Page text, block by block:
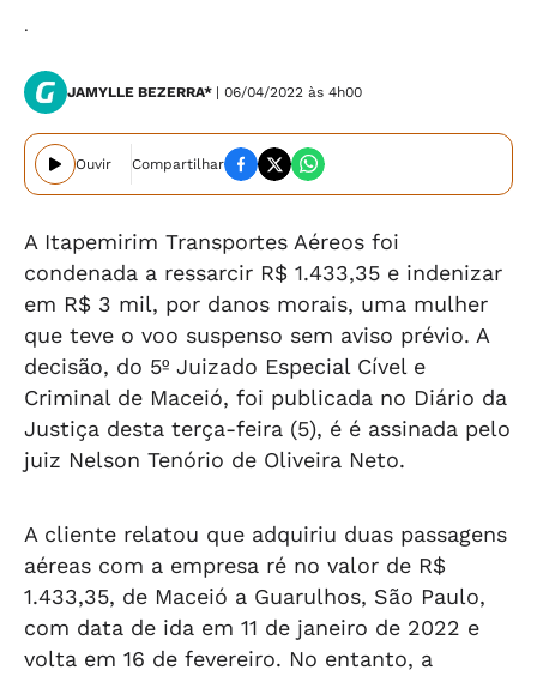
.
JAMYLLE BEZERRA* | 06/04/2022 às 4h00
Ouvir Compartilhar
A Itapemirim Transportes Aéreos foi
condenada a ressarcir R$ 1.433,35 e indenizar
em R$ 3 mil, por danos morais, uma mulher
que teve o voo suspenso sem aviso prévio. A
decisão, do 5º Juizado Especial Cível e
Criminal de Maceió, foi publicada no Diário da
Justiça desta terça-feira (5), é é assinada pelo
juiz Nelson Tenório de Oliveira Neto.
A cliente relatou que adquiriu duas passagens
aéreas com a empresa ré no valor de R$
1.433,35, de Maceió a Guarulhos, São Paulo,
com data de ida em 11 de janeiro de 2022 e
volta em 16 de fevereiro. No entanto, a